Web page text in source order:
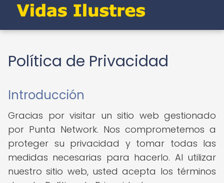
Política de Privacidad
Introducción
Gracias por visitar un sitio web gestionado
por Punta Network. Nos comprometemos a
proteger su privacidad y tomar todas las
medidas necesarias para hacerlo. Al utilizar
nuestro sitio web, usted acepta los términos